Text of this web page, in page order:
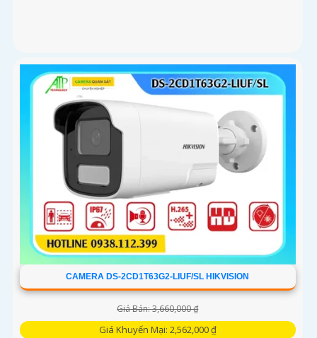
CAMERA DS-2CD1T63G2-LIUF/SL HIKVISION
Giá Bán: 3,660,000 ₫
Giá Khuyến Mại: 2,562,000 ₫